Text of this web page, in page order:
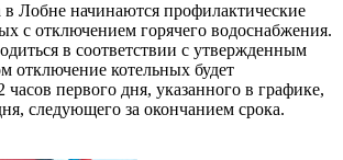
в Лобне начинаются профилактические
с отключением горячего водоснабжения.
в соответствии с утвержденным
отключение котельных будет
часов первого дня, указанного в графике,
следующего за окончанием срока.